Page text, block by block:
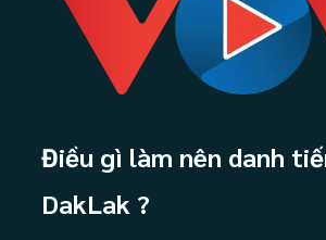
Điều gì làm nên danh
DakLak ?